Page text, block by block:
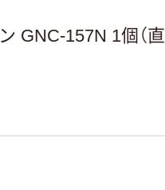
GNC-157N 1個（直